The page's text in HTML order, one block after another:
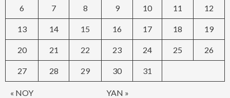
« NOY YAN »
6 7 8 9 10 11 12
13 14 15 16 17 18 19
20 21 22 23 24 25 26
27 28 29 30 31